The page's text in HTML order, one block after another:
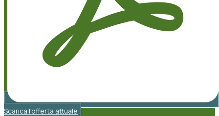
Scarica l'offerta attuale